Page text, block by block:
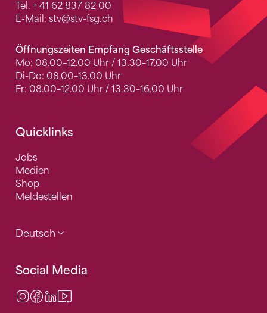
Tel. + 41 62 837 82 00
E-Mail: stv@stv-fsg.ch
Öffnungszeiten Empfang Geschäftsstelle
Mo: 08.00–12.00 Uhr / 13.30–17.00 Uhr
Di-Do: 08.00–13.00 Uhr
Fr: 08.00–12.00 Uhr / 13.30–16.00 Uhr
Quicklinks
Jobs
Medien
Shop
Meldestellen
Deutsch
Social Media
Instagram
Facebook
LinkedIn